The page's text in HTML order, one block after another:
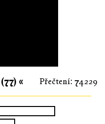
Přečtení: 74229
«